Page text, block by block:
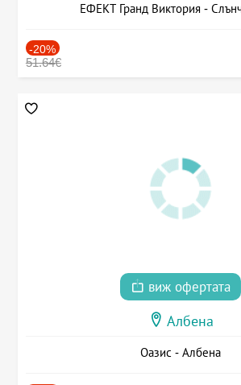
ЕФЕКТ Гранд Виктория -
-20%
51.64€
виж офертата
Албена
Оазис - Албена